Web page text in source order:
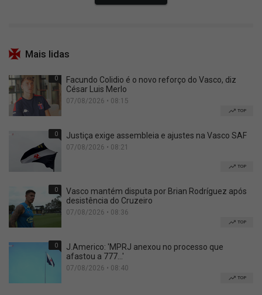
Mais lidas
0
Facundo Colidio é o novo reforço do Vasco, diz
César Luis Merlo
07/08/2026 • 08:15
TOP
0 Justiça exige assembleia e ajustes na Vasco SAF
07/08/2026 • 08:21
TOP
0
Vasco mantém disputa por Brian Rodríguez após
desistência do Cruzeiro
07/08/2026 • 08:36
TOP
0
J.Americo: 'MPRJ anexou no processo que
afastou a 777...'
07/08/2026 • 08:40
TOP